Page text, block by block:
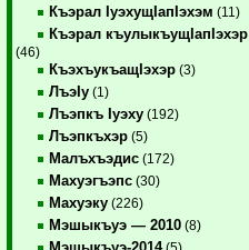
Къэрал IуэхущIапIэхэм (11)
Къэрал къулыкъущIапIэхэр
(46)
КъэхъукъащIэхэр (3)
ЛъэIу (1)
Лъэпкъ Iуэху (192)
Лъэпкъхэр (5)
Малъхъэдис (172)
Махуэгъэпс (30)
Махуэку (226)
Мэшыкъуэ — 2010 (8)
(5)